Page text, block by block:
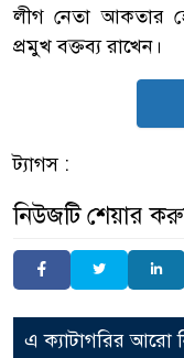
লীগ নেতা আকতার
প্রমুখ বক্তব্য রাখেন।
ট্যাগস :
নিউজটি শেয়ার
এ ক্যাটাগরির আরো